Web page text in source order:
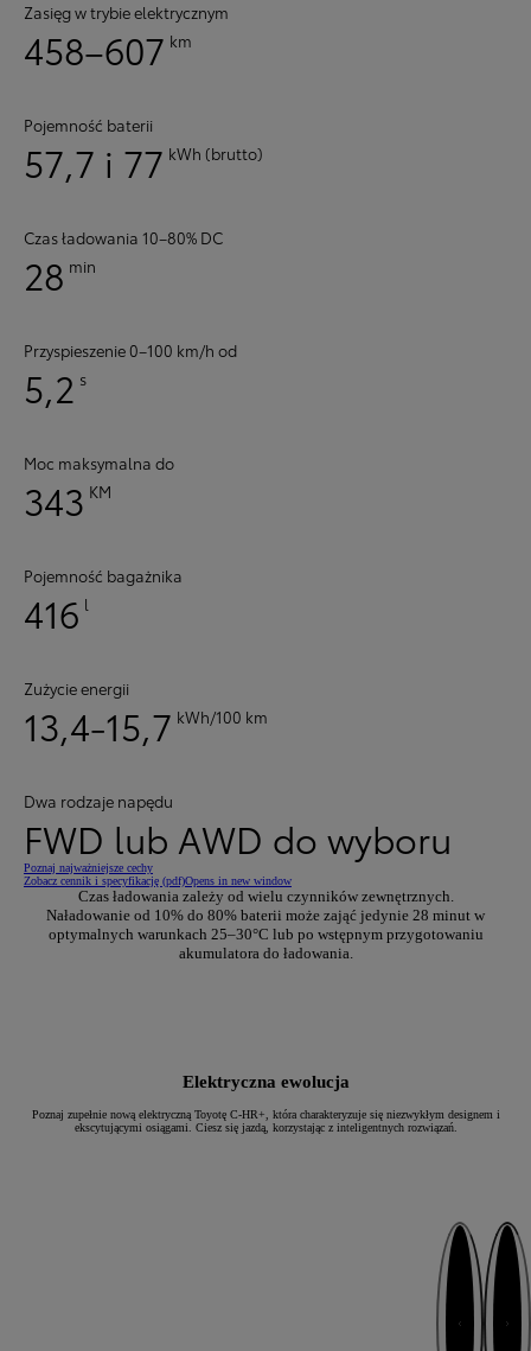
Zasięg w trybie elektrycznym
458–607 km
Pojemność baterii
57,7 i 77 kWh (brutto)
Czas ładowania 10–80% DC
28 min
Przyspieszenie 0–100 km/h od
5,2 s
Moc maksymalna do
343 KM
Pojemność bagażnika
416 l
Zużycie energii
13,4-15,7 kWh/100 km
Dwa rodzaje napędu
FWD lub AWD do wyboru
Poznaj najważniejsze cechy
Zobacz cennik i specyfikację (pdf)Opens in new window
Czas ładowania zależy od wielu czynników zewnętrznych.
Naładowanie od 10% do 80% baterii może zająć jedynie 28 minut w
optymalnych warunkach 25–30°C lub po wstępnym przygotowaniu
akumulatora do ładowania.
Elektryczna ewolucja
Poznaj zupełnie nową elektryczną Toyotę C-HR+, która charakteryzuje się niezwykłym designem i
ekscytującymi osiągami. Ciesz się jazdą, korzystając z inteligentnych rozwiązań.
Poprzedni